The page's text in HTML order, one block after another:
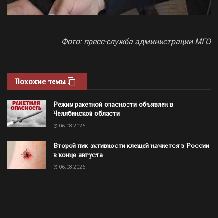
Фото: пресс-служба администрации МГО
Похожие темы
Режим ракетной опасности объявлен в
Челябинской области
06.08.2026
Второй пик активности клещей начнется в России
в конце августа
06.08.2026